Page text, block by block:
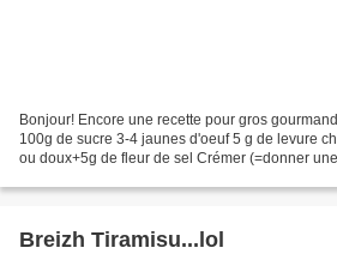
Bonjour! Encore une recette pour gros
100g de sucre 3-4 jaunes d'oeuf 5 g de levure
ou doux+5g de fleur de sel Crémer (=donner
Breizh Tiramisu...lol